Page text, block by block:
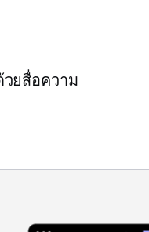
ยสื่อความ